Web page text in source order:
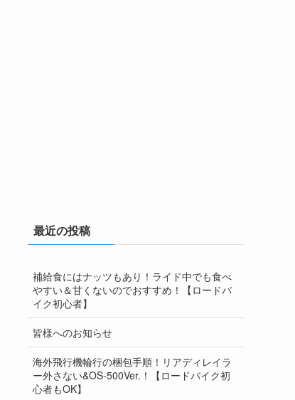
最近の投稿
補給食にはナッツもあり！ライド中でも食べ
やすい＆甘くないのでおすすめ！【ロードバ
イク初心者】
皆様へのお知らせ
海外飛行機輪行の梱包手順！リアディレイラ
ー外さない&OS-500Ver.！【ロードバイク初
心者もOK】